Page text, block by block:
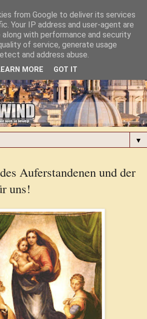
▼
Auferstandenen und der
uns!
from Google to deliver its services
Your IP address and user-agent are
along with performance and security
of service, generate usage
and address abuse.
MORE GOT IT